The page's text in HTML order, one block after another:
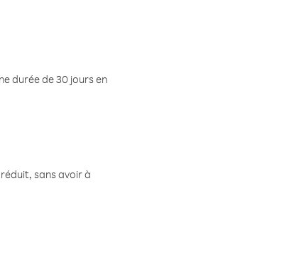
durée de 30 jours en
sans avoir à